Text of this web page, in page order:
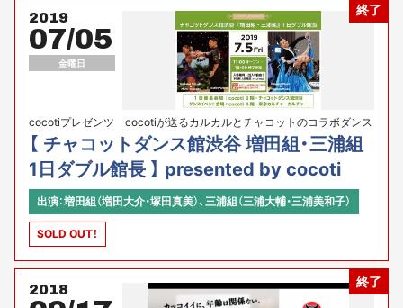
終了
2019
07/05
金曜日
cocotiプレゼンツ cocotiが送るカルカルとチャコットのコラボダンス
イベント！
【 チャコットダンス館渋谷 増田組・三浦組
1日ダブル館長 】 presented by cocoti
出演：増田組（増田大介・塚田真美）、三浦組（三浦大輔・三浦美和子）
SOLD OUT！
終了
2018